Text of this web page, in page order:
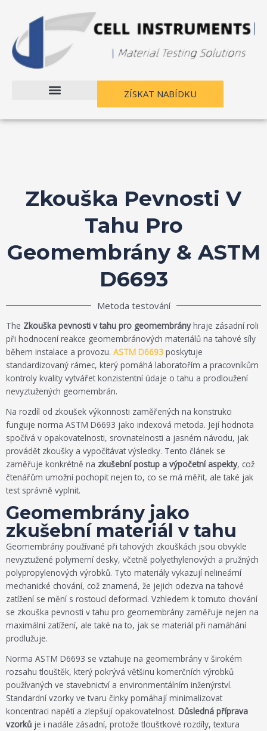
obsah
ZÍSKAT NABÍDKU
Zkouška Pevnosti V
Tahu Pro
Geomembrány & ASTM
D6693
Metoda testování
The Zkouška pevnosti v tahu pro geomembrányhraje zásadní roli
při hodnocení reakce geomembránových materiálů na tahové síly
během instalace a provozu. ASTM D6693 poskytuje
standardizovaný rámec, který pomáhá laboratořím a pracovníkům
kontroly kvality vytvářet konzistentní údaje o tahu a prodloužení
nevyztužených geomembrán.
Na rozdíl od zkoušek výkonnosti zaměřených na konstrukci
funguje norma ASTM D6693 jako indexová metoda. Její hodnota
spočívá v opakovatelnosti, srovnatelnosti a jasném návodu, jak
provádět zkoušky a vypočítávat výsledky. Tento článek se
zaměřuje konkrétně na zkušební postup a výpočetní aspekty, což
čtenářům umožní pochopit nejen to, co se má měřit, ale také jak
test správně vyplnit.
Geomembrány jako
zkušební materiál v tahu
Geomembrány používané při tahových zkouškách jsou obvykle
nevyztužené polymerní desky, včetně polyethylenových a pružných
polypropylenových výrobků. Tyto materiály vykazují nelineární
mechanické chování, což znamená, že jejich odezva na tahové
zatížení se mění s rostoucí deformací. Vzhledem k tomuto chování
se zkouška pevnosti v tahu pro geomembrány zaměřuje nejen na
maximální zatížení, ale také na to, jak se materiál při namáhání
prodlužuje.
Norma ASTM D6693 se vztahuje na geomembrány v širokém
rozsahu tlouštěk, který pokrývá většinu komerčních výrobků
používaných ve stavebnictví a environmentálním inženýrství.
Standardní vzorky ve tvaru činky pomáhají minimalizovat
koncentraci napětí a zlepšují opakovatelnost. Důsledná příprava
vzorků je i nadále zásadní, protože tloušťkové rozdíly, textura